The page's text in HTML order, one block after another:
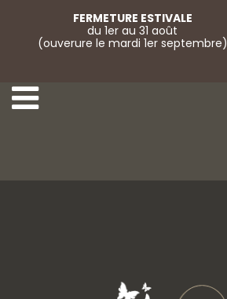
FERMETURE ESTIVALE
du 1er au 31 août
(ouverure le mardi 1er septembre)